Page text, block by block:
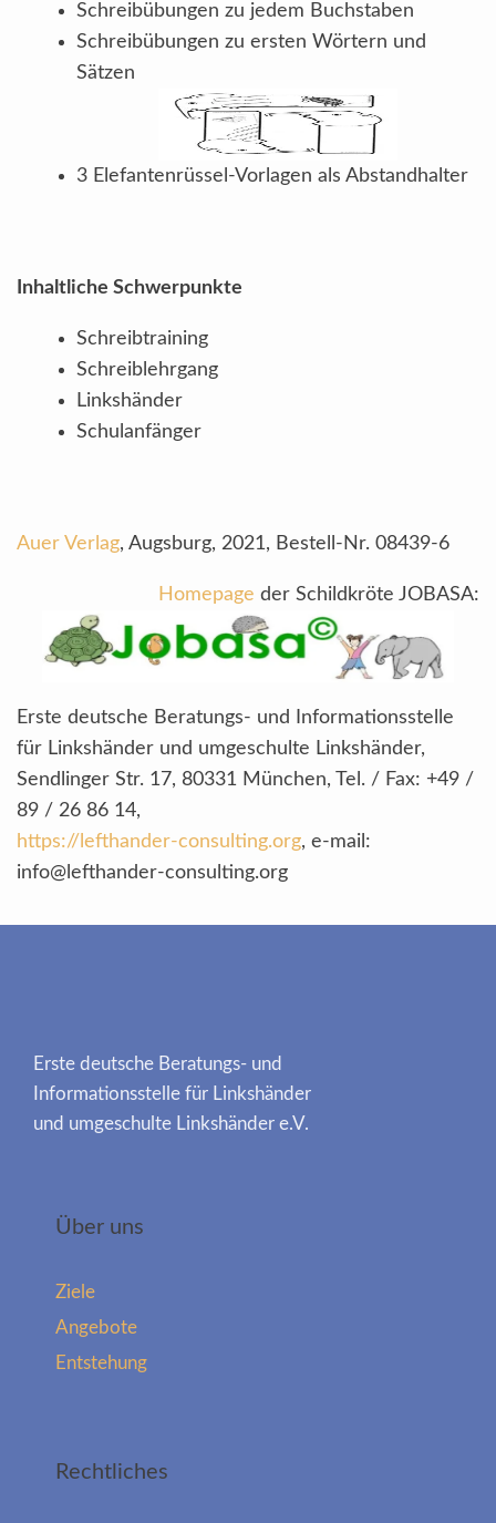
Schreibübungen zu jedem Buchstaben
Schreibübungen zu ersten Wörtern und
Sätzen
3 Elefantenrüssel-Vorlagen als Abstandhalter
Inhaltliche Schwerpunkte
Schreibtraining
Schreiblehrgang
Linkshänder
Schulanfänger
Auer Verlag, Augsburg, 2021, Bestell-Nr. 08439-6
Homepage der Schildkröte JOBASA:
Erste deutsche Beratungs- und Informationsstelle
für Linkshänder und umgeschulte Linkshänder,
Sendlinger Str. 17, 80331 München, Tel. / Fax: +49 /
89 / 26 86 14,
https://lefthander-consulting.org, e-mail:
info@lefthander-consulting.org
Erste deutsche Beratungs- und
Informationsstelle für Linkshänder
und umgeschulte Linkshänder e.V.
Über uns
Ziele
Angebote
Entstehung
Rechtliches